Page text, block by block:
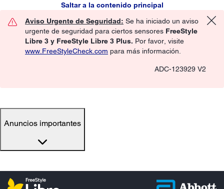
Saltar a la contenido principal
Aviso Urgente de Seguridad: Se ha iniciado un aviso
urgente de seguridad para ciertos sensores FreeStyle
Libre 3 y FreeStyle Libre 3 Plus. Por favor, visite
www.FreeStyleCheck.com para más información.
ADC-123929 V2
Anuncios importantes